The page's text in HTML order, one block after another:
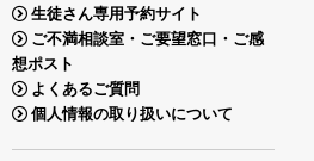
生徒さん専用予約サイト
ご不満相談室・ご要望窓口・ご感
想ポスト
よくあるご質問
個人情報の取り扱いについて